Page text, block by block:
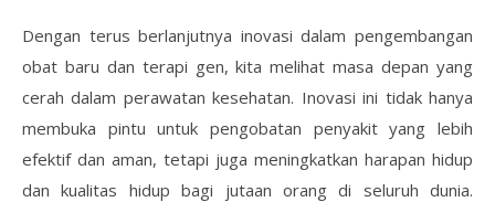
Dengan terus berlanjutnya inovasi dalam pengembangan
obat baru dan terapi gen, kita melihat masa depan yang
cerah dalam perawatan kesehatan. Inovasi ini tidak hanya
membuka pintu untuk pengobatan penyakit yang lebih
efektif dan aman, tetapi juga meningkatkan harapan hidup
dan kualitas hidup bagi jutaan orang di seluruh dunia.